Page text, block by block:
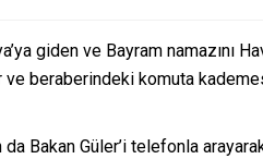
giden ve Bayram namazını
ve beraberindeki komuta
Bakan Güler’i telefonla